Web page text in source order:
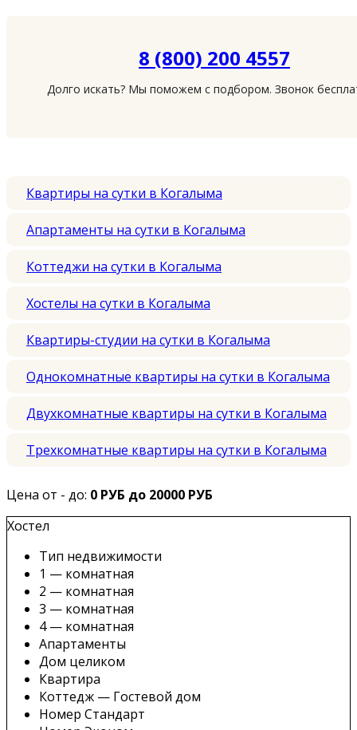
8 (800) 200 4557
Долго искать? Мы поможем с подбором. Звонок
Квартиры на сутки в Когалыма
Апартаменты на сутки в Когалыма
Коттеджи на сутки в Когалыма
Хостелы на сутки в Когалыма
Квартиры-студии на сутки в Когалыма
Однокомнатные квартиры на сутки в Когалыма
Двухкомнатные квартиры на сутки в Когалыма
Трехкомнатные квартиры на сутки в Когалыма
Цена от - до: 0 РУБ до 20000 РУБ
Хостел
Тип недвижимости
1 — комнатная
2 — комнатная
3 — комнатная
4 — комнатная
Апартаменты
Дом целиком
Квартира
Коттедж — Гостевой дом
Номер Стандарт